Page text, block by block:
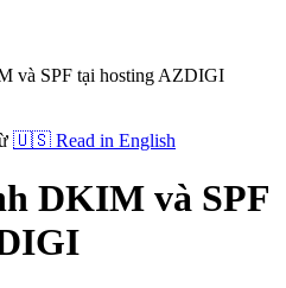
và SPF tại hosting AZDIGI
🇺🇸 Read in English
DKIM và SPF